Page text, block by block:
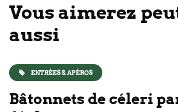
Vous aimerez
aussi
ENTRÉES & APÉROS
Bâtonnets de céleri